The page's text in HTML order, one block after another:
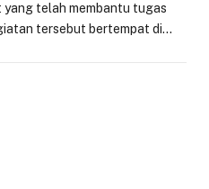
telah membantu tugas
tersebut bertempat di…